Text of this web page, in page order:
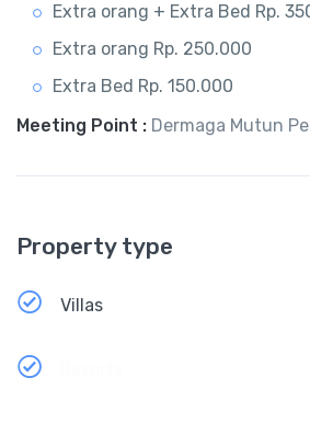
Extra orang + Extra Bed Rp.
Extra orang Rp. 250.000
Extra Bed Rp. 150.000
Meeting Point : Dermaga Mutun
Property type
Villas